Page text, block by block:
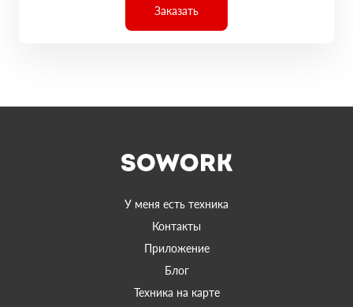
Заказать
У меня есть техника
Контакты
Приложение
Блог
Техника на карте